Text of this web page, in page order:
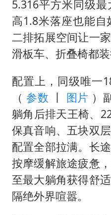
5.316平方米同级
高1.8米落座也能
二排拓展空间让一
滑板车、折叠椅都装
配置上，同级唯一
（ 参数 丨 图片 ）
躺角后排天王椅、
保真音响、五块双
配置全部拉满。长
按摩缓解旅途疲惫
至最大躺角获得舒
隔绝外界喧嚣。